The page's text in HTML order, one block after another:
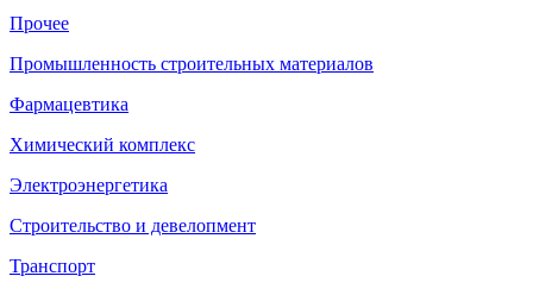
Прочее
Промышленность строительных материалов
Фармацевтика
Химический комплекс
Электроэнергетика
Строительство и девелопмент
Транспорт